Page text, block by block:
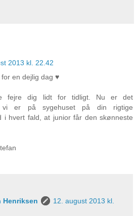
2013 kl. 22.42
en dejlig dag ♥
fejre dig lidt for tidligt. Nu er det
vi er på sygehuset på din rigtige
i hvert fald, at junior får den skønneste
Henriksen
12. august 2013 kl.